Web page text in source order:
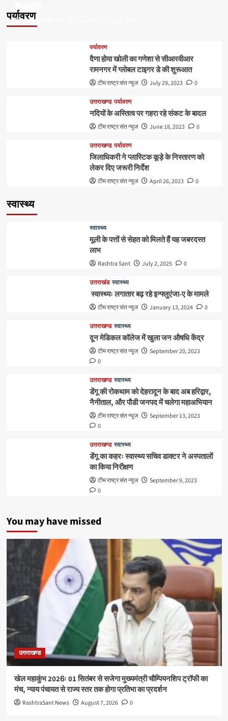
पर्यावरण
के आदेश
टीम राष्ट्र संत न्यूज
पर्यावरण
दैणा होया खोली का गणेशा से सीआरवीआर
रामनगर में ग्लोबल टाइगर डे की शुरूआत
टीम राष्ट्र संत न्यूज July 29, 2023 0
उत्तराखण्ड पर्यावरण
नदियों के अस्तित्व पर गहरा रहे संकट के बादल
टीम राष्ट्र संत न्यूज June 18, 2023 0
उत्तराखण्ड पर्यावरण
जिलाधिकरी ने प्लास्टिक कूड़े के निस्तारण को
लेकर दिए जरूरी निर्देश
टीम राष्ट्र संत न्यूज April 26, 2023 0
स्वास्थ्य
स्वास्थ्य
मूली के पत्तों से सेहत को मिलते हैं यह जबरदस्त
लाभ
Rashtra Sant July 2, 2025 0
उत्तराखंड स्वास्थ्य
स्वास्थ्यः लगातार बढ़ रहे इन्फ्लुएंजा-ए के मामले
टीम राष्ट्र संत न्यूज January 13, 2024 0
उत्तराखण्ड स्वास्थ्य
दून मेडिकल कॉलेज में खुला जन औषधि केंद्र
टीम राष्ट्र संत न्यूज
September 20, 2023
0
उत्तराखण्ड स्वास्थ्य
डेंगू की रोकथाम को देहरादून के बाद अब हरिद्वार,
नैनीताल, और पौडी जनपद में चलेगा महाअभियान
टीम राष्ट्र संत न्यूज
September 13, 2023
0
उत्तराखण्ड स्वास्थ्य
डेंगू का कहरः स्वास्थ्य सचिव डाक्टर ने अस्पतालों
का किया निरीक्षण
टीम राष्ट्र संत न्यूज
September 9, 2023
0
You may have missed
उत्तराखण्ड
खेल महाकुंभ 2026ः 01 सितंबर से सजेगा मुख्यमंत्री चौम्पियनशिप ट्रॉफी का
मंच, न्याय पंचायत से राज्य स्तर तक होगा प्रतिभा का प्रदर्शन
RashtraSant News August 7, 2026 0